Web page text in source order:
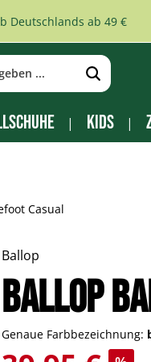
Deutschlands ab 49 €
Kids
Casual
Ballop
Ballop
Genaue Farbbezeichnung:
Verkaufspreis: